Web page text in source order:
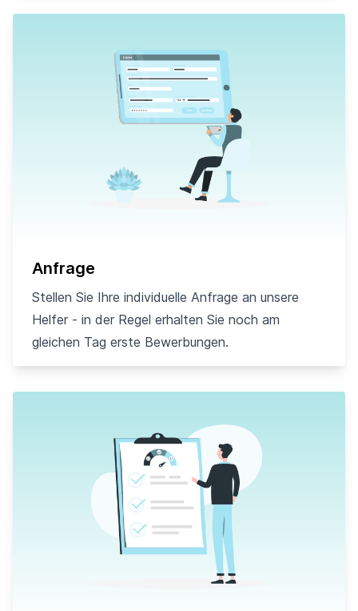
Anfrage
Stellen Sie Ihre individuelle Anfrage an unsere
Helfer - in der Regel erhalten Sie noch am
gleichen Tag erste Bewerbungen.